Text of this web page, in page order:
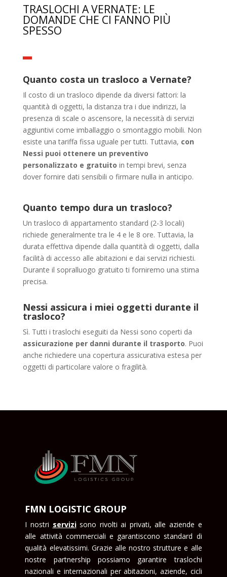
TRASLOCHI A VERNATE: LE
DOMANDE CHE CI FANNO PIÙ
SPESSO
Quanto costa un trasloco a Vernate?
Il costo di un trasloco dipende da diversi fattori: la
quantità di oggetti, la distanza tra i due indirizzi, la
presenza di scale o ascensore, la necessità di servizi
aggiuntivi come imballaggio o smontaggio mobili. Non
esiste una tariffa fissa uguale per tutti. Tuttavia, con
Nessi puoi ottenere un preventivo
personalizzato e gratuito in tempi brevi, senza
dover fornire dati sensibili o firmare nulla in anticipo.
Quanto tempo dura un trasloco?
Un trasloco di appartamento standard (2-3 locali)
richiede generalmente tra le 4 e le 8 ore. Tuttavia, la
durata effettiva dipende dalla quantità di oggetti, dalla
facilità di accesso alle abitazioni e dai servizi richiesti.
Durante il sopralluogo gratuito ti forniremo una stima
precisa.
Nessi assicura i miei oggetti durante il
trasloco?
Sì. Tutti i traslochi eseguiti da Nessi sono coperti da
assicurazione per danni durante il trasporto. Puoi
anche richiedere una copertura assicurativa estesa per
oggetti di particolare valore o fragilità.
FMN LOGISTIC GROUP
I nostri servizisono rivolti ai privati, alle aziende e
alle attività commerciali e garantiscono standard di
qualità elevatissimi. Grazie alle nostro strutture e alle
nostre partnership possiamo garantire traslochi
nazionali e internazionali per abitazioni, aziende, cicli